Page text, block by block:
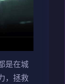
是在城
，拯救